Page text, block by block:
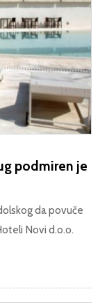
podmiren je
da povuče
Novi d.o.o.